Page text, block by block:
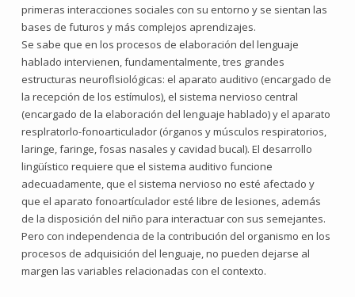
primeras interacciones sociales con su entorno y se sientan las
bases de futuros y más complejos aprendizajes.
Se sabe que en los procesos de elaboración del lenguaje
hablado intervienen, fundamentalmente, tres grandes
estructuras neuroflsiológicas: el aparato auditivo (encargado de
la recepción de los estímulos), el sistema nervioso central
(encargado de la elaboración del lenguaje hablado) y el aparato
resplratorlo-fonoarticulador (órganos y músculos respiratorios,
laringe, faringe, fosas nasales y cavidad bucal). El desarrollo
lingüístico requiere que el sistema auditivo funcione
adecuadamente, que el sistema nervioso no esté afectado y
que el aparato fonoartículador esté libre de lesiones, además
de la disposición del niño para interactuar con sus semejantes.
Pero con independencia de la contribución del organismo en los
procesos de adquisición del lenguaje, no pueden dejarse al
margen las variables relacionadas con el contexto.